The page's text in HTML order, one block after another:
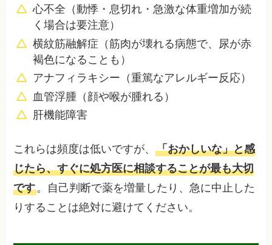
心不全（動悸・息切れ・急激な体重増加が続
く場合は要注意）
横紋筋融解症（筋肉が壊れる病態で、尿が赤
褐色になることも）
アナフィラキシー（重篤なアレルギー反応）
血管浮腫（顔や喉が腫れる）
肝機能障害
これらは頻度は低いですが、「おかしいな」と感
じたら、すぐに処方医に相談することが最も大切
です。自己判断で薬を増量したり、急に中止した
りすることは絶対に避けてください。